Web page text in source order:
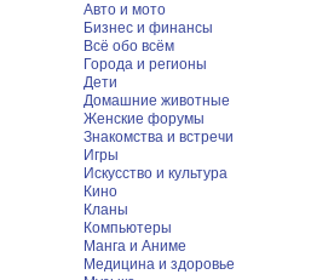
Авто и мото
Бизнес и финансы
Всё обо всём
Города и регионы
Дети
Домашние животные
Женские форумы
Знакомства и встречи
Игры
Искусство и культура
Кино
Кланы
Компьютеры
Манга и Аниме
Медицина и здоровье